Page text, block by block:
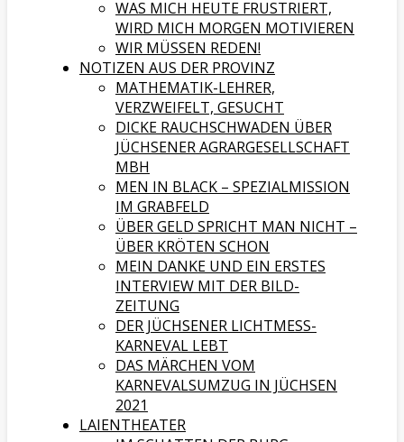
WAS MICH HEUTE FRUSTRIERT,
WIRD MICH MORGEN MOTIVIEREN
WIR MÜSSEN REDEN!
NOTIZEN AUS DER PROVINZ
MATHEMATIK-LEHRER,
VERZWEIFELT, GESUCHT
DICKE RAUCHSCHWADEN ÜBER
JÜCHSENER AGRARGESELLSCHAFT
MBH
MEN IN BLACK – SPEZIALMISSION
IM GRABFELD
ÜBER GELD SPRICHT MAN NICHT –
ÜBER KRÖTEN SCHON
MEIN DANKE UND EIN ERSTES
INTERVIEW MIT DER BILD-
ZEITUNG
DER JÜCHSENER LICHTMESS-
KARNEVAL LEBT
DAS MÄRCHEN VOM
KARNEVALSUMZUG IN JÜCHSEN
2021
LAIENTHEATER